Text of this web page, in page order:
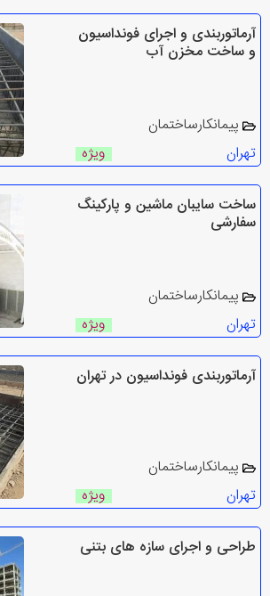
آرماتوربندی و اجرای فونداسیون
و ساخت مخزن آب
پیمانکارساختمان
تهران
ویژه
ساخت سایبان ماشین و پارکینگ
سفارشی
پیمانکارساختمان
تهران
ویژه
آرماتوربندی فونداسیون در تهران
پیمانکارساختمان
تهران
ویژه
طراحی و اجرای سازه های بتنی